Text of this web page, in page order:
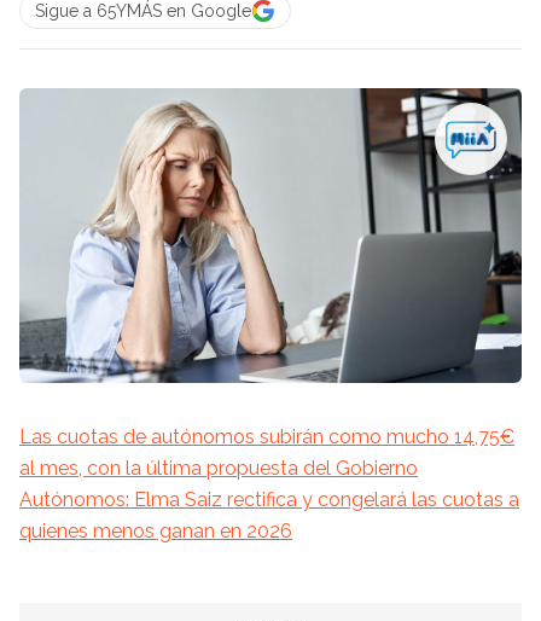
Sigue a 65YMÁS en Google
Las cuotas de autónomos subirán como mucho 14,75€
al mes, con la última propuesta del Gobierno
Autónomos: Elma Saiz rectifica y congelará las cuotas a
quienes menos ganan en 2026